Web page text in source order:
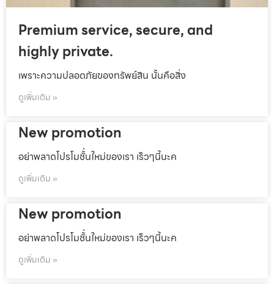
Premium service, secure, and
highly private.
เพราะความปลอดภัยของทรัพย์สิน นั้นคือสิ่ง
ดูเพิ่มเติม »
New promotion
อย่าพลาดโปรโมชั้่นใหม่ของเรา เร็วๆนี้นะค
ดูเพิ่มเติม »
New promotion
อย่าพลาดโปรโมชั้่นใหม่ของเรา เร็วๆนี้นะค
ดูเพิ่มเติม »